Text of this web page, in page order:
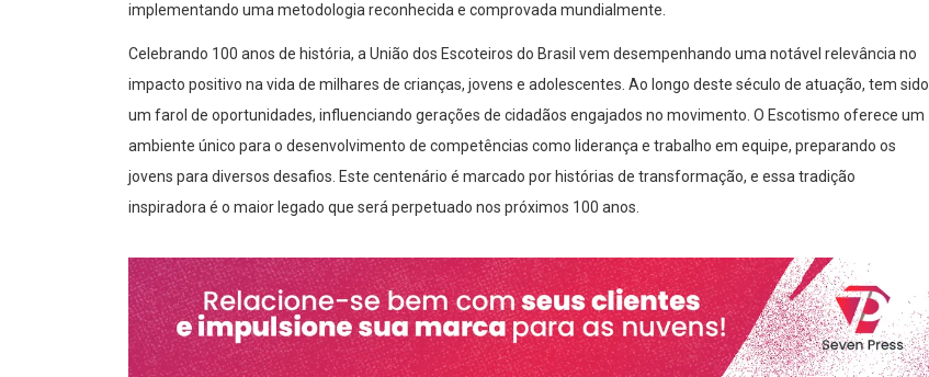
implementando uma metodologia reconhecida e comprovada mundialmente.
Celebrando 100 anos de história, a União dos Escoteiros do Brasil vem desempenhando uma notável relevância no
impacto positivo na vida de milhares de crianças, jovens e adolescentes. Ao longo deste século de atuação, tem sido
um farol de oportunidades, influenciando gerações de cidadãos engajados no movimento. O Escotismo oferece um
ambiente único para o desenvolvimento de competências como liderança e trabalho em equipe, preparando os
jovens para diversos desafios. Este centenário é marcado por histórias de transformação, e essa tradição
inspiradora é o maior legado que será perpetuado nos próximos 100 anos.